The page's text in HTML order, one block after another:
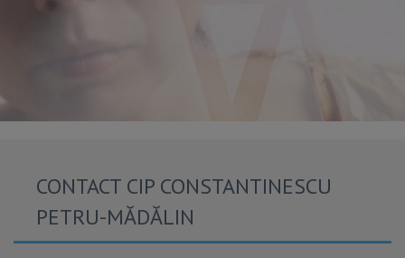
CONTACT CIP CONSTANTINESCU
PETRU-MĂDĂLIN